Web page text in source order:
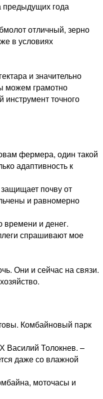
предыдущих года
отличный, зерно
в условиях
и значительно
можем грамотно
точного
фермера, один такой
адаптивность к
почву от
и равномерно
и денег.
спрашивают мое
Они и сейчас на связи.
Комбайновый парк
Василий Толокнев. –
даже со влажной
моточасы и